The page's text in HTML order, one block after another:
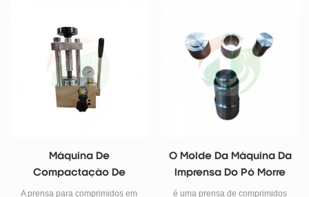
amostras de pó por
espectrômetro infravermelho.
fornecer pressão isostática de
até 300 Mpa.
Máquina De
Compactação De
Comprimidos Em Pó
A prensa para comprimidos em
O Molde Da Máquina Da
Imprensa Do Pó Morre
Para A Forma Redonda
é uma prensa de comprimidos